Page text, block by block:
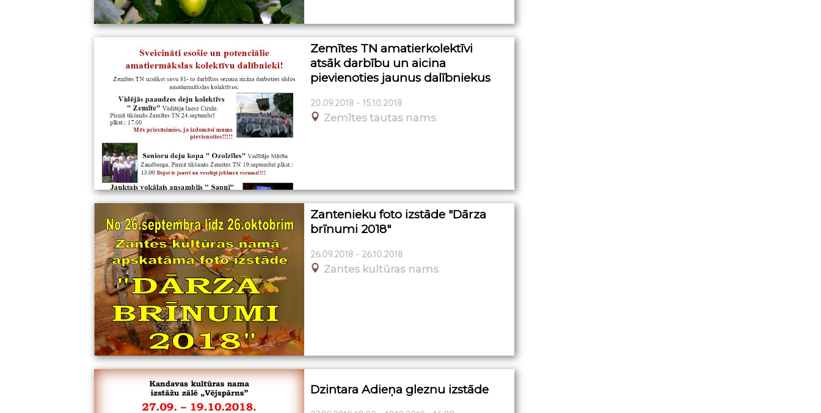
Zemītes TN amatierkolektīvi
atsāk darbību un aicina
pievienoties jaunus dalībniekus
20.09.2018 - 15.10.2018
Zemītes tautas nams
Zantenieku foto izstāde "Dārza
brīnumi 2018"
26.09.2018 - 26.10.2018
Zantes kultūras nams
Dzintara Adieņa gleznu izstāde